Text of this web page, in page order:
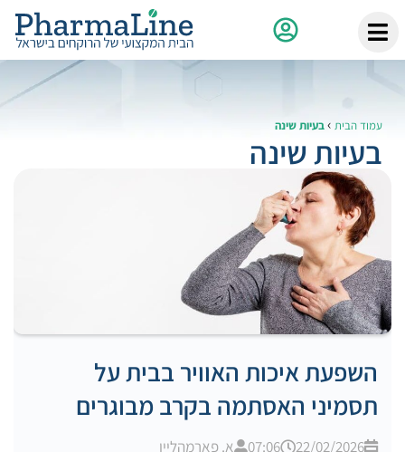
עמוד הבית ›בעיות שינה
בעיות שינה
השפעת איכות האוויר בבית על
תסמיני האסתמה בקרב מבוגרים
22/02/2026
07:06 א. פארמהליין